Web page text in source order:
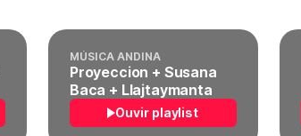
MÚSICA ANDINA
Proyeccion + Susana
Baca + Llajtaymanta
Ouvir playlist